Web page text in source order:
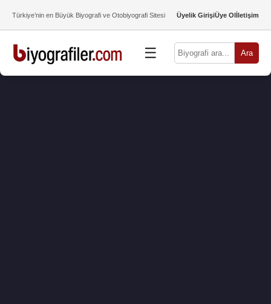
Türkiye’nin en Büyük Biyografi ve Otobiyografi Sitesi Üyelik GirişiÜye Olİletişim
☰ Ara